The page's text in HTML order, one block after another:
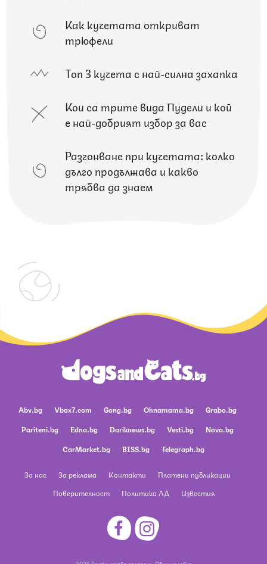
Как кучетата откриват
трюфели
Топ 3 кучета с най-силна захапка
Кои са трите вида Пудели и кой
е най-добрият избор за вас
Разгонване при кучетата: колко
дълго продължава и какво
трябва да знаем
Abv.bg Vbox7.com Gong.bg Ohnamama.bg
Grabo.bg
Pariteni.bg
Edna.bg Dariknews.bg Vesti.bg
Nova.bg
CarMarket.bg
BISS.bg Telegraph.bg
За нас За реклама Контакти
Платени публикации
Поверителност
Политика ЛД Известия